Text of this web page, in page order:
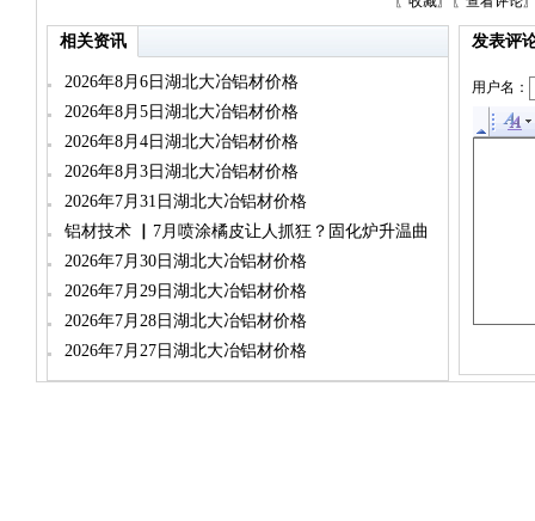
相关资讯
2026年8月6日湖北大冶铝材价格
2026年8月5日湖北大冶铝材价格
2026年8月4日湖北大冶铝材价格
2026年8月3日湖北大冶铝材价格
2026年7月31日湖北大冶铝材价格
铝材技术 ▏7月喷涂橘皮让人抓狂？固化炉升温曲
线往下压一压，流平时间给够就行
2026年7月30日湖北大冶铝材价格
2026年7月29日湖北大冶铝材价格
2026年7月28日湖北大冶铝材价格
2026年7月27日湖北大冶铝材价格
发表评
用户名：